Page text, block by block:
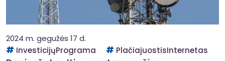
2024 m. gegužės 17 d.
InvesticijųPrograma
PlačiajuostisInternetas